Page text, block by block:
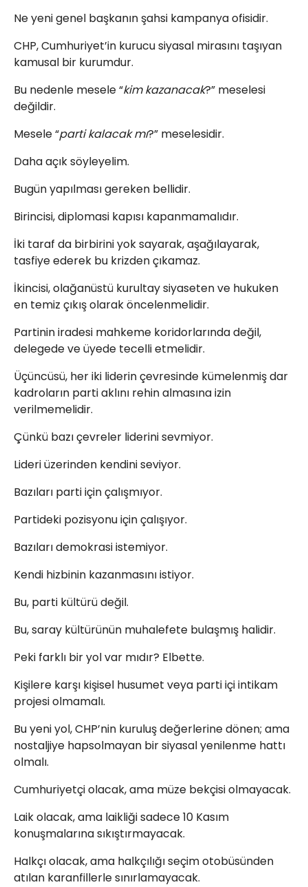
Ne yeni genel başkanın şahsi kampanya ofisidir.
CHP, Cumhuriyet’in kurucu siyasal mirasını taşıyan
kamusal bir kurumdur.
Bu nedenle mesele “kim kazanacak?” meselesi
değildir.
Mesele “parti kalacak mı?” meselesidir.
Daha açık söyleyelim.
Bugün yapılması gereken bellidir.
Birincisi, diplomasi kapısı kapanmamalıdır.
İki taraf da birbirini yok sayarak, aşağılayarak,
tasfiye ederek bu krizden çıkamaz.
İkincisi, olağanüstü kurultay siyaseten ve hukuken
en temiz çıkış olarak öncelenmelidir.
Partinin iradesi mahkeme koridorlarında değil,
delegede ve üyede tecelli etmelidir.
Üçüncüsü, her iki liderin çevresinde kümelenmiş dar
kadroların parti aklını rehin almasına izin
verilmemelidir.
Çünkü bazı çevreler liderini sevmiyor.
Lideri üzerinden kendini seviyor.
Bazıları parti için çalışmıyor.
Partideki pozisyonu için çalışıyor.
Bazıları demokrasi istemiyor.
Kendi hizbinin kazanmasını istiyor.
Bu, parti kültürü değil.
Bu, saray kültürünün muhalefete bulaşmış halidir.
Peki farklı bir yol var mıdır? Elbette.
Kişilere karşı kişisel husumet veya parti içi intikam
projesi olmamalı.
Bu yeni yol, CHP’nin kuruluş değerlerine dönen; ama
nostaljiye hapsolmayan bir siyasal yenilenme hattı
olmalı.
Cumhuriyetçi olacak, ama müze bekçisi olmayacak.
Laik olacak, ama laikliği sadece 10 Kasım
konuşmalarına sıkıştırmayacak.
Halkçı olacak, ama halkçılığı seçim otobüsünden
atılan karanfillerle sınırlamayacak.